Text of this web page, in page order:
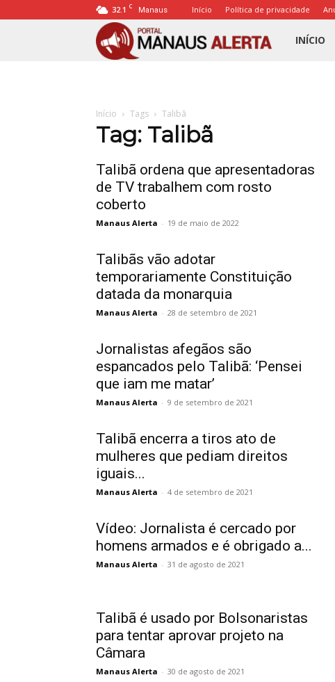
32.1 C Manaus Início Política de privacidade
Portal
INÍCIO
Início Tags Talibã
Tag: Talibã
Talibã ordena que apresentadoras
de TV trabalhem com rosto
coberto
Manaus Alerta - 19 de maio de 2022
Talibãs vão adotar
temporariamente Constituição
datada da monarquia
Manaus Alerta - 28 de setembro de 2021
Jornalistas afegãos são
espancados pelo Talibã: ‘Pensei
que iam me matar’
Manaus Alerta - 9 de setembro de 2021
Talibã encerra a tiros ato de
mulheres que pediam direitos
iguais...
Manaus Alerta - 4 de setembro de 2021
Vídeo: Jornalista é cercado por
homens armados e é obrigado a...
Manaus Alerta - 31 de agosto de 2021
Talibã é usado por Bolsonaristas
para tentar aprovar projeto na
Câmara
Manaus Alerta - 30 de agosto de 2021